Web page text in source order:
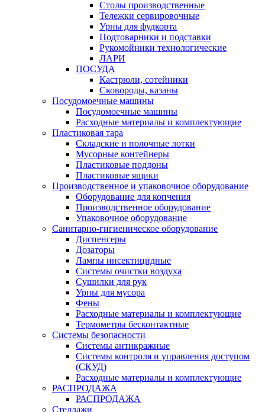
Столы производственные
Тележки сервировочные
Урны для фудкорта
Подтоварники и подставки
Рукомойники технологические
ЛАРИ
ПОСУДА
Кастрюли, сотейники
Сковороды, казаны
Посудомоечные машины
Посудомоечные машины
Расходные материалы и комплектующие
Пластиковая тара
Складские и полочные лотки
Мусорные контейнеры
Пластиковые поддоны
Пластиковые ящики
Производственное и упаковочное оборудование
Оборудование для копчения
Производственное оборудование
Упаковочное оборудование
Санитарно-гигиеническое оборудование
Диспенсеры
Дозаторы
Лампы инсектицидные
Системы очистки воздуха
Сушилки для рук
Урны для мусора
Фены
Расходные материалы и комплектующие
Термометры бесконтактные
Системы безопасности
Системы антикражные
Системы контроля и управления доступом
(СКУД)
Расходные материалы и комплектующие
РАСПРОДАЖА
РАСПРОДАЖА
Стеллажи